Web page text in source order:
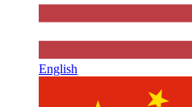
English